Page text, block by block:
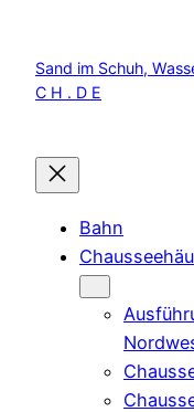
springen
Sand im Schuh,
C H . D E
Bahn